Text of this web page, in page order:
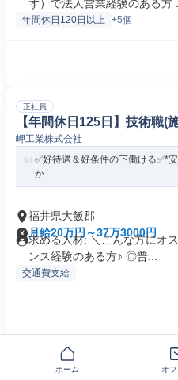
ず）で法人営業経験のある方 ...
年間休日120日以上 +5個
正社員
【年間休日125日】技術職(
岬工業株式会社
✅好待遇＆好条件の下働ける✅*
か
福井県大飯郡
月給20万円～37万3000円
求める人材: ＼こんな方にオ
ンス経験のある方♪ ◎普...
交通費支給
【福井/施工管理】未経験歓
ホーム オ